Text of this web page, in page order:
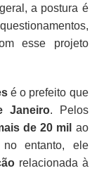
a postura é
esse projeto
é o prefeito que
Janeiro. Pelos
de 20 mil ao
entanto, ele
relacionada à